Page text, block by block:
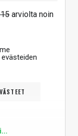
arviolta noin